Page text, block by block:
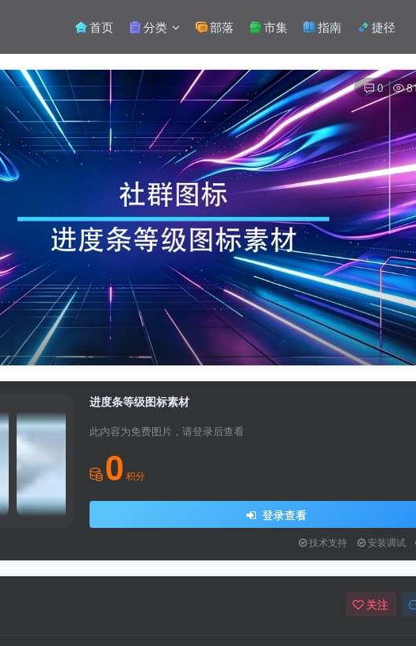
首页 分类 部落 市集 指南 捷径
0
3/14
进度条等级图标素材
此内容为免费图片，请登录后查看
0 积分
登录查看
技术支持 安装调试
关注
扫码登录
使用其它方式登录或注册